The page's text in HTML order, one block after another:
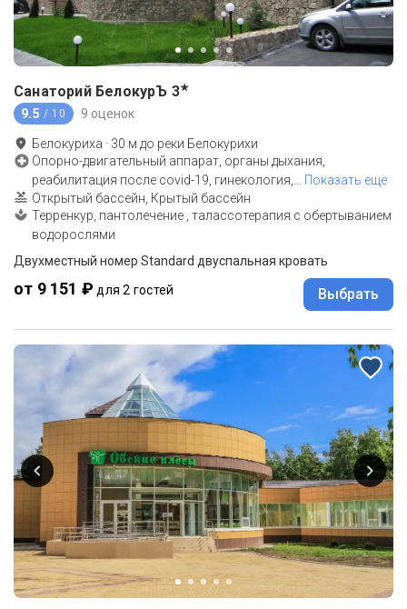
Санаторий БелокурЪ 3★
9.5 / 10 9 оценок
Белокуриха · 30 м до реки Белокурихи
Опорно-двигательный аппарат, органы дыхания,
реабилитация после covid-19, гинекология,
Показать еще
Открытый бассейн, Крытый бассейн
Терренкур, пантолечение , талассотерапия с обертыванием
водорослями
Двухместный номер Standard двуспальная кровать
от 9 151 ₽ для 2 гостей Выбрать